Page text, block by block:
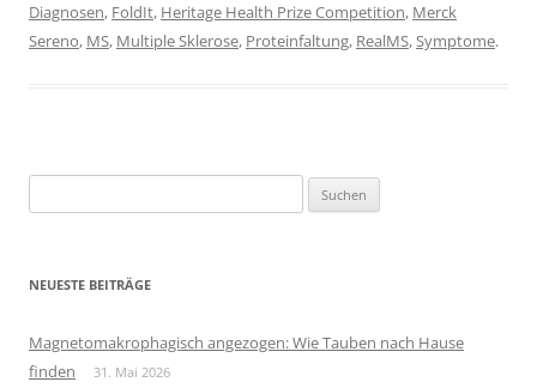
Diagnosen, FoldIt, Heritage Health Prize Competition, Merck
Sereno, MS, Multiple Sklerose, Proteinfaltung, RealMS,Symptome.
nach:
NEUESTE BEITRÄGE
Magnetomakrophagisch angezogen: Wie Tauben nach Hause
finden
31. Mai 2026